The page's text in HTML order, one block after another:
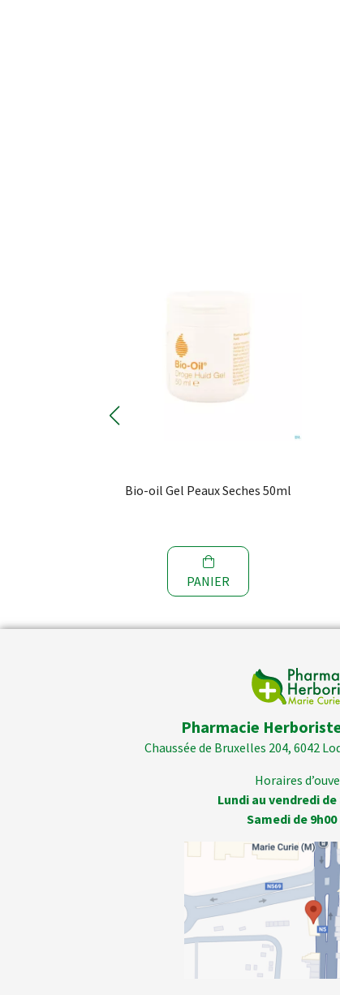
Bio-oil Gel Peaux Seches 50ml
PANIER
Pharmacie
Chaussée de Bruxelles 204, 6042
Horaires
Lundi au vendredi de
Samedi de 9h00